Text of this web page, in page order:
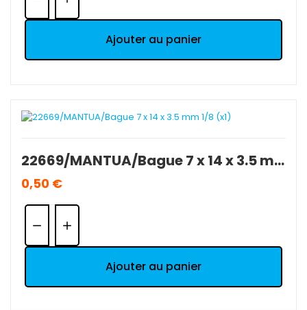
Ajouter au panier
22669/MANTUA/Bague 7 x 14 x 3.5 mm 1/8 (x1)
0,50 €
Quantité:
Ajouter au panier